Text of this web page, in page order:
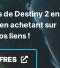
de Destiny 2 en
achetant sur
liens !